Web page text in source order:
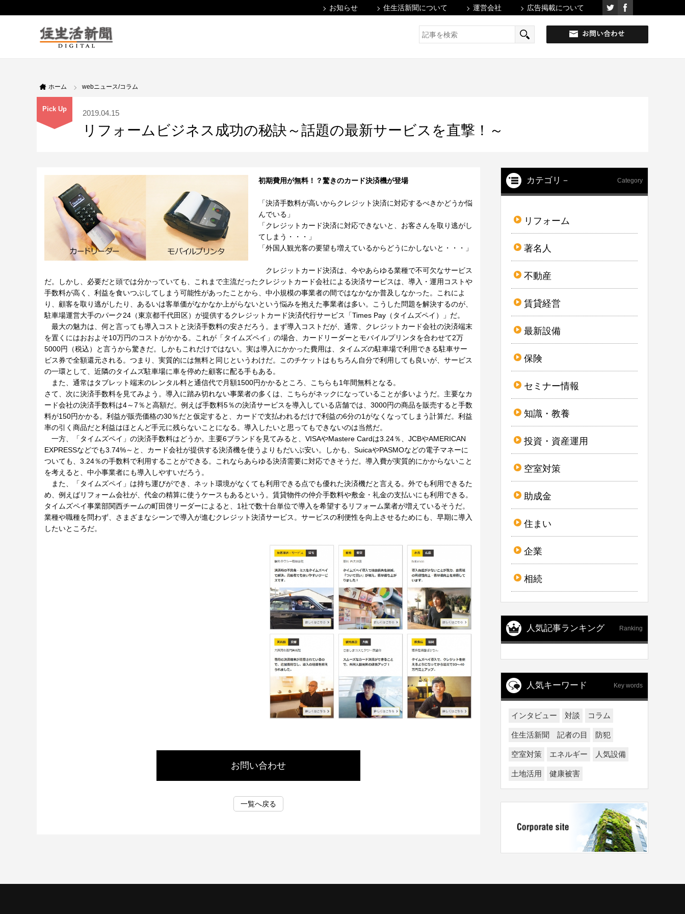
お知らせ 住生活新聞について 運営会社 広告掲載について
ホーム webニュース/コラム
Pick Up 2019.04.15
リフォームビジネス成功の秘訣～話題の最新サービスを直撃！～
初期費用が無料！？驚きのカード決済機が登場
「決済手数料が高いからクレジット決済に対応するべきかどうか悩
んでいる」
「クレジットカード決済に対応できないと、お客さんを取り逃がし
てしまう・・・」
「外国人観光客の要望も増えているからどうにかしないと・・・」
クレジットカード決済は、今やあらゆる業種で不可欠なサービス
だ。しかし、必要だと頭では分かっていても、これまで主流だったクレジットカード会社による決済サービスは、導入・運用コストや
手数料が高く、利益を食いつぶしてしまう可能性があったことから、中小規模の事業者の間ではなかなか普及しなかった。これによ
り、顧客を取り逃がしたり、あるいは客単価がなかなか上がらないという悩みを抱えた事業者は多い。こうした問題を解決するのが、
駐車場運営大手のパーク24（東京都千代田区）が提供するクレジットカード決済代行サービス「Times Pay（タイムズペイ）」だ。
最大の魅力は、何と言っても導入コストと決済手数料の安さだろう。まず導入コストだが、通常、クレジットカード会社の決済端末
を置くにはおおよそ10万円のコストがかかる。これが「タイムズペイ」の場合、カードリーダーとモバイルプリンタを合わせて2万
5000円（税込）と言うから驚きだ。しかもこれだけではない。実は導入にかかった費用は、タイムズの駐車場で利用できる駐車サー
ビス券で全額還元される。つまり、実質的には無料と同じというわけだ。このチケットはもちろん自分で利用しても良いが、サービス
の一環として、近隣のタイムズ駐車場に車を停めた顧客に配る手もある。
また、通常はタブレット端末のレンタル料と通信代で月額1500円かかるところ、こちらも1年間無料となる。
さて、次に決済手数料を見てみよう。導入に踏み切れない事業者の多くは、こちらがネックになっていることが多いようだ。主要なカ
ード会社の決済手数料は4～7％と高額だ。例えば手数料5％の決済サービスを導入している店舗では、3000円の商品を販売すると手数
料が150円かかる。利益が販売価格の30％だと仮定すると、カードで支払われるだけで利益の6分の1がなくなってしまう計算だ。利益
率の引く商品だと利益はほとんど手元に残らないことになる。導入したいと思ってもできないのは当然だ。
一方、「タイムズペイ」の決済手数料はどうか。主要6ブランドを見てみると、VISAやMastere Cardは3.24％、JCBやAMERICAN
EXPRESSなどでも3.74%～と、カード会社が提供する決済機を使うよりもだいぶ安い。しかも、SuicaやPASMOなどの電子マネーに
ついても、3.24％の手数料で利用することができる。これならあらゆる決済需要に対応できそうだ。導入費が実質的にかからないこと
を考えると、中小事業者にも導入しやすいだろう。
また、「タイムズペイ」は持ち運びができ、ネット環境がなくても利用できる点でも優れた決済機だと言える。外でも利用できるた
め、例えばリフォーム会社が、代金の精算に使うケースもあるという。賃貸物件の仲介手数料や敷金・礼金の支払いにも利用できる。
タイムズペイ事業部関西チームの町田啓リーダーによると、1社で数十台単位で導入を希望するリフォーム業者が増えているそうだ。
業種や職種を問わず、さまざまなシーンで導入が進むクレジット決済サービス。サービスの利便性を向上させるためにも、早期に導入
したいところだ。
お問い合わせ
一覧へ戻る
カテゴリ－ Category
リフォーム
著名人
不動産
賃貸経営
最新設備
保険
セミナー情報
知識・教養
投資・資産運用
空室対策
助成金
住まい
企業
相続
人気記事ランキング Ranking
人気キーワード Key words
インタビュー 対談 コラム
住生活新聞 記者の目 防犯
空室対策 エネルギー 人気設備
土地活用 健康被害